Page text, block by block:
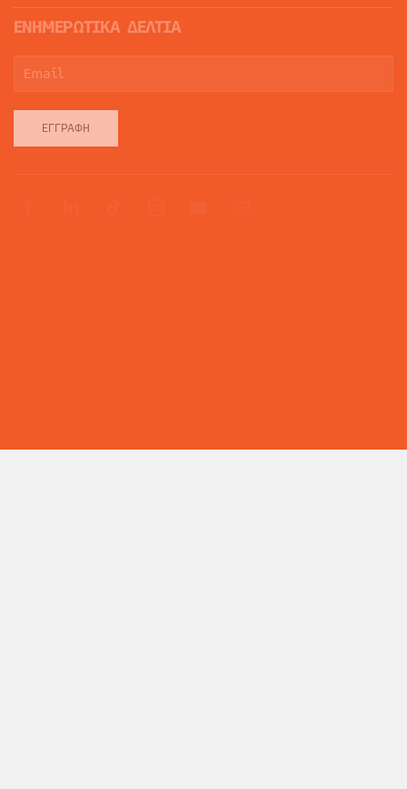
ΕΝΗΜΕΡΩΤΙΚΑ ΔΕΛΤΙΑ
ΕΓΓΡΑΦΉ